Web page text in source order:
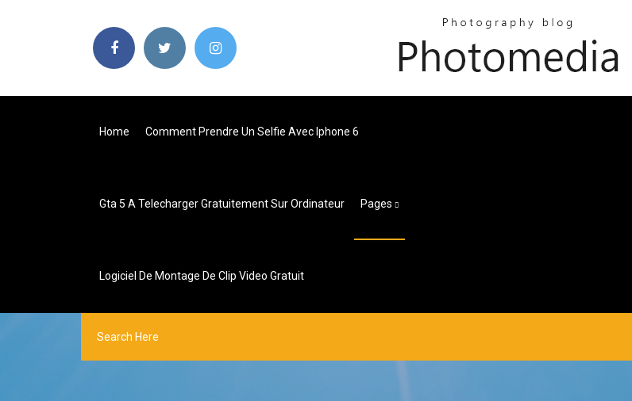
Home Comment Prendre Un Selfie Avec Iphone 6
Gta 5 A Telecharger Gratuitement Sur Ordinateur Pages
Logiciel De Montage De Clip Video Gratuit